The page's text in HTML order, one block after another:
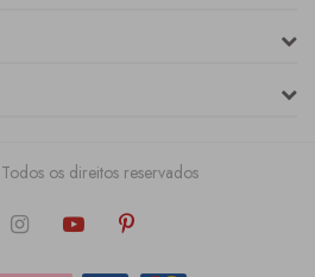
os direitos reservados